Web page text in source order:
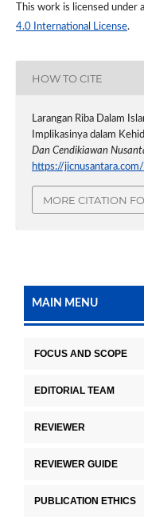
This work is licensed under a
4.0 International License.
HOW TO CITE
Larangan Riba Dalam
Implikasinya dalam
Dan Cendikiawan
https://
MORE CITATION
MAIN MENU
FOCUS AND SCOPE
EDITORIAL TEAM
REVIEWER
REVIEWER GUIDE
PUBLICATION ETHICS